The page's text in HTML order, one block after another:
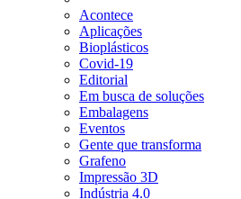
Acontece
Aplicações
Bioplásticos
Covid-19
Editorial
Em busca de soluções
Embalagens
Eventos
Gente que transforma
Grafeno
Impressão 3D
Indústria 4.0